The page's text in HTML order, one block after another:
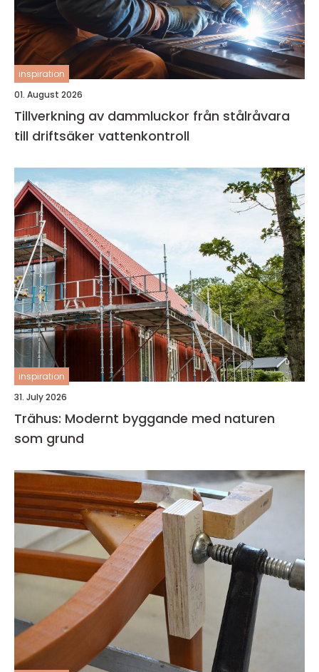
inspiration
01. August 2026
Tillverkning av dammluckor från stålråvara
till driftsäker vattenkontroll
inspiration
31. July 2026
Trähus: Modernt byggande med naturen
som grund